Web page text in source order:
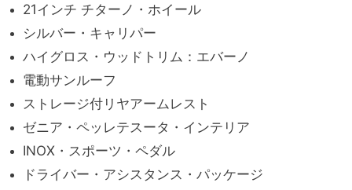
21インチ チターノ・ホイール
シルバー・キャリパー
ハイグロス・ウッドトリム：エバーノ
電動サンルーフ
ストレージ付リヤアームレスト
ゼニア・ペッレテスータ・インテリア
INOX・スポーツ・ペダル
ドライバー・アシスタンス・パッケージ